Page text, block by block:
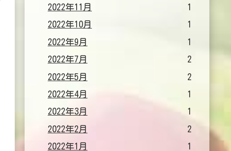
2022年11月
1
2022年10月
1
2022年9月
1
2022年7月
2
2022年5月
2
2022年4月
1
2022年3月
1
2022年2月
2
2022年1月
1